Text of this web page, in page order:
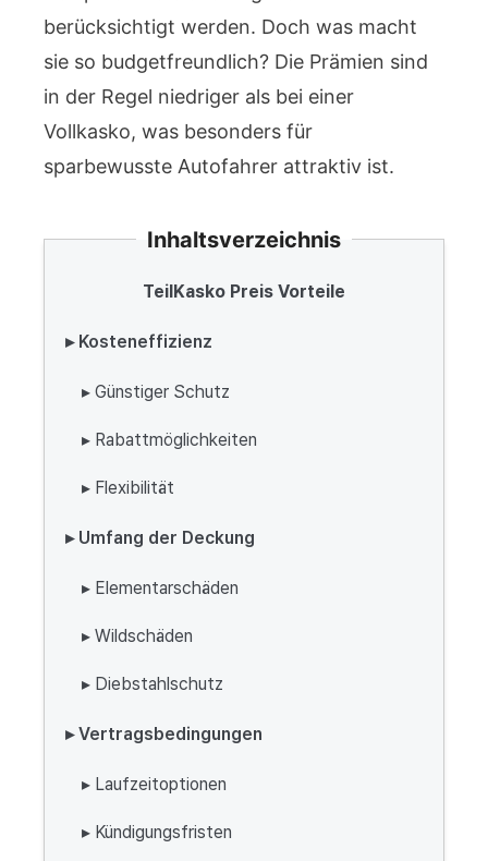
berücksichtigt werden. Doch was macht
sie so budgetfreundlich? Die Prämien sind
in der Regel niedriger als bei einer
Vollkasko, was besonders für
sparbewusste Autofahrer attraktiv ist.
Inhaltsverzeichnis
TeilKasko Preis Vorteile
▸ Kosteneffizienz
▸ Günstiger Schutz
▸ Rabattmöglichkeiten
▸ Flexibilität
▸ Umfang der Deckung
▸ Elementarschäden
▸ Wildschäden
▸ Diebstahlschutz
▸ Vertragsbedingungen
▸ Laufzeitoptionen
▸ Kündigungsfristen